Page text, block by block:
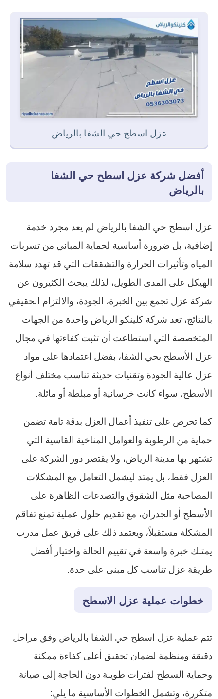
عزل اسطح حي الشفا بالرياض
أفضل شركة عزل اسطح حي الشفا
بالرياض
عزل اسطح حي الشفا بالرياض لم يعد مجرد خدمة
إضافية، بل ضرورة أساسية لحماية المباني من تسربات
المياه وتأثيرات الحرارة والتشققات التي قد تهدد سلامة
الهيكل على المدى الطويل، لذلك يبحث الكثيرون عن
شركة عزل تجمع بين الخبرة، الجودة، والالتزام الحقيقي
بالنتائج، تعد شركة كلينكو الرياض واحدة من الجهات
المتخصصة التي استطاعت أن تثبت كفاءتها في مجال
عزل الأسطح بحي الشفا، بفضل اعتمادها على مواد
عزل عالية الجودة وتقنيات حديثة تناسب مختلف أنواع
الأسطح، سواء كانت خرسانية أو مبلطة أو مائلة.
كما تحرص على تنفيذ أعمال العزل بدقة تامة تضمن
حماية من الرطوبة والعوامل المناخية القاسية التي
تشتهر بها مدينة الرياض، ولا يقتصر دور الشركة على
العزل فقط، بل يمتد ليشمل التعامل مع المشكلات
المصاحبة مثل الشقوق والتصدعات الظاهرة على
الأسطح أو الجدران، مع تقديم حلول عملية تمنع تفاقم
المشكلة مستقبلاً، ويعتمد ذلك على فريق عمل مدرب
يمتلك خبرة واسعة في تقييم الحالة واختيار أفضل
طريقة عزل تناسب كل مبنى على حدة.
خطوات عملية عزل الاسطح
تتم عملية عزل اسطح حي الشفا بالرياض وفق مراحل
دقيقة ومنظمة لضمان تحقيق أعلى كفاءة ممكنة
وحماية السطح لفترات طويلة دون الحاجة إلى صيانة
متكررة، وتشمل الخطوات الأساسية ما يلي: